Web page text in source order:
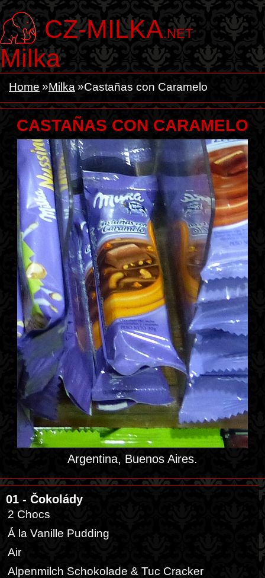
CZ-MILKA.NET
Milka
Home Milka Castañas con Caramelo
CASTAÑAS CON CARAMELO
Argentina, Buenos Aires.
01 - Čokolády
2 Chocs
Á la Vanille Pudding
Air
Alpenmilch Schokolade & Tuc Cracker